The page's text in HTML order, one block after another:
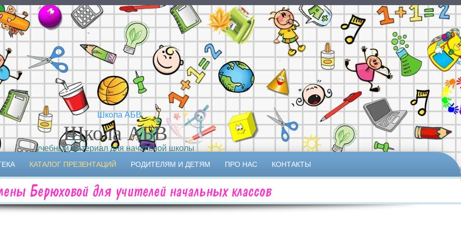
Школа АБВ
учебный материал для начальной школы
КАТАЛОГ ПРЕЗЕНТАЦИЙ РОДИТЕЛЯМ И ДЕТЯМ ПРО НАС КОНТАКТЫ